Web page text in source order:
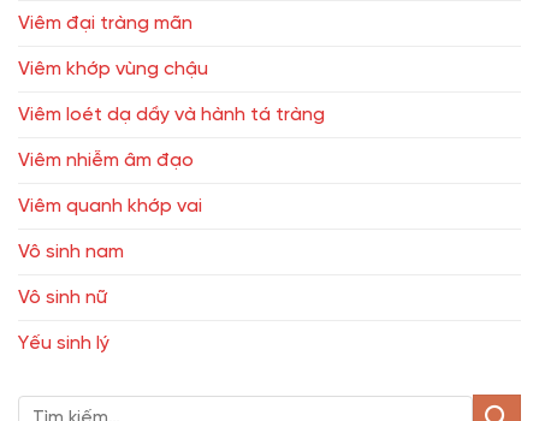
Viêm đại tràng mãn
Viêm khớp vùng chậu
Viêm loét dạ dầy và hành tá tràng
Viêm nhiễm âm đạo
Viêm quanh khớp vai
Vô sinh nam
Vô sinh nữ
Yếu sinh lý